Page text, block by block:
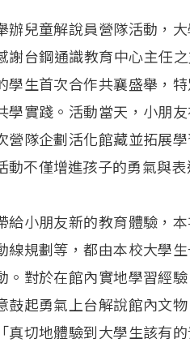
辦兒童解說員營隊活動，
謝台鋼通識教育中心主任
學生首次合作共襄盛舉，
學實踐。活動當天，小朋
營隊企劃活化館藏並拓展
動不僅增進孩子的勇氣與
給小朋友新的教育體驗，
線規劃等，都由本校大學
。對於在館內實地學習經
鼓起勇氣上台解說館內文
真切地體驗到大學生該有